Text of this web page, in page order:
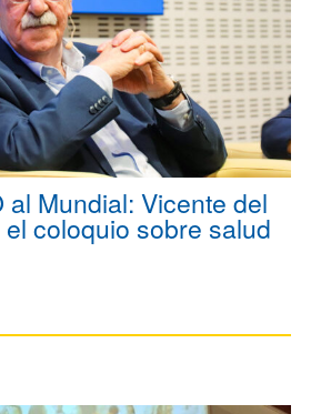
al Mundial: Vicente del
coloquio sobre salud